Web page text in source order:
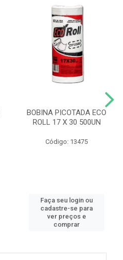
BOBINA PICOTADA ECO
ROLL 17 X 30 500UN
Código: 13475
Faça seu login ou
cadastre-se para
ver preços e
comprar